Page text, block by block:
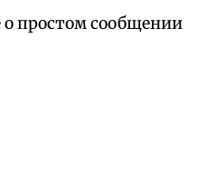
о простом сообщении